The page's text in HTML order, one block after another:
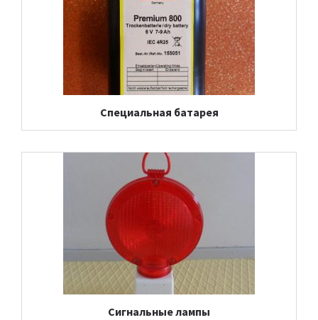
Специальная батарея
Сигнальные лампы